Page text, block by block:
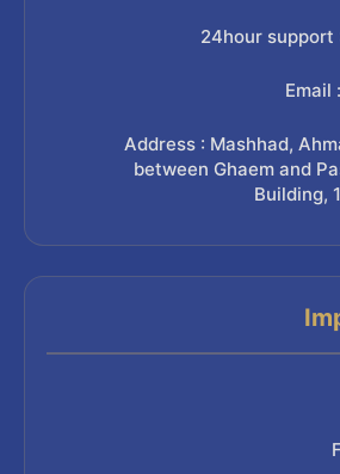
24hour support
Email
Address : Mashhad,
between Ghaem and
Building,